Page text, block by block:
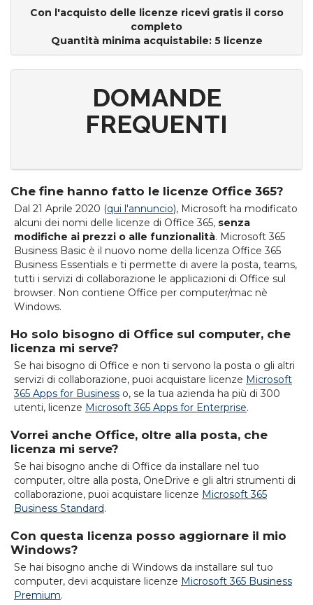
Con l'acquisto delle licenze ricevi gratis il corso
completo
Quantità minima acquistabile: 5 licenze
DOMANDE
FREQUENTI
Che fine hanno fatto le licenze Office 365?
Dal 21 Aprile 2020 (qui l'annuncio), Microsoft ha modificato
alcuni dei nomi delle licenze di Office 365, senza
modifiche ai prezzi o alle funzionalità. Microsoft 365
Business Basic è il nuovo nome della licenza Office 365
Business Essentials e ti permette di avere la posta, teams,
tutti i servizi di collaborazione le applicazioni di Office sul
browser. Non contiene Office per computer/mac nè
Windows.
Ho solo bisogno di Office sul computer, che
licenza mi serve?
Se hai bisogno di Office e non ti servono la posta o gli altri
servizi di collaborazione, puoi acquistare licenze Microsoft
365 Apps for Business o, se la tua azienda ha più di 300
utenti, licenze Microsoft 365 Apps for Enterprise.
Vorrei anche Office, oltre alla posta, che
licenza mi serve?
Se hai bisogno anche di Office da installare nel tuo
computer, oltre alla posta, OneDrive e gli altri strumenti di
collaborazione, puoi acquistare licenze Microsoft 365
Business Standard.
Con questa licenza posso aggiornare il mio
Windows?
Se hai bisogno anche di Windows da installare sul tuo
computer, devi acquistare licenze Microsoft 365 Business
Premium.